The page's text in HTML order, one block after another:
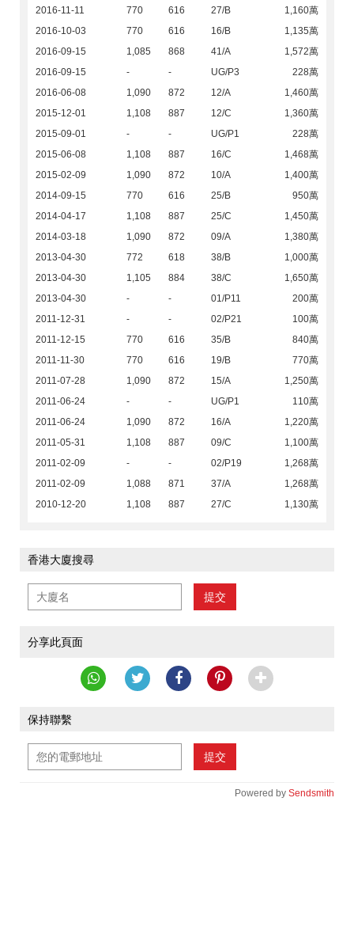
2016-11-11 770 616 27/B
1,160萬
2016-10-03
770 616 16/B
1,135萬
2016-09-15
1,085 868 41/A
1,572萬
2016-09-15
- - UG/P3
228萬
2016-06-08
1,090 872 12/A
1,460萬
2015-12-01
1,108 887 12/C
1,360萬
2015-09-01
- - UG/P1
228萬
2015-06-08
1,108 887 16/C
1,468萬
2015-02-09
1,090 872 10/A
1,400萬
2014-09-15
770 616 25/B
950萬
2014-04-17
1,108 887 25/C
1,450萬
2014-03-18
1,090 872 09/A
1,380萬
2013-04-30
772 618 38/B
1,000萬
2013-04-30
1,105 884 38/C
1,650萬
2013-04-30
- - 01/P11
200萬
2011-12-31
- - 02/P21
100萬
2011-12-15
770 616 35/B
840萬
2011-11-30
770 616 19/B
770萬
2011-07-28
1,090 872 15/A
1,250萬
2011-06-24
- - UG/P1
110萬
2011-06-24
1,090 872 16/A
1,220萬
2011-05-31
1,108 887 09/C
1,100萬
2011-02-09
- - 02/P19
1,268萬
2011-02-09
1,088 871 37/A
1,268萬
2010-12-20
1,108 887 27/C 1,130萬
香港大廈搜尋
提交
分享此頁面
保持聯繫
提交
Powered by Sendsmith